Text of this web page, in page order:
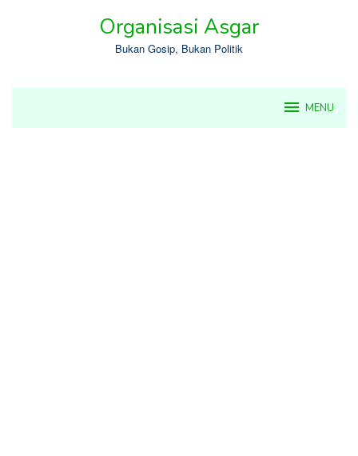
Organisasi Asgar
Bukan Gosip, Bukan Politik
MENU